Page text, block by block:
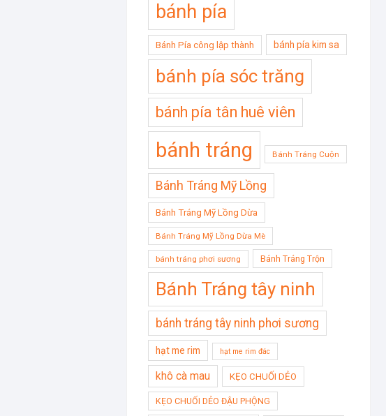
bánh pía
Bánh Pía công lập thành bánh pía kim sa
bánh pía sóc trăng
bánh pía tân huê viên
bánh tráng Bánh Tráng Cuộn
Bánh Tráng Mỹ Lồng
Bánh Tráng Mỹ Lồng Dừa
Bánh Tráng Mỹ Lồng Dừa Mè
bánh tráng phơi sương Bánh Tráng Trộn
Bánh Tráng tây ninh
bánh tráng tây ninh phơi sương
hạt me rim hạt me rim đác
khô cà mau KẸO CHUỐI DẺO
KẸO CHUỐI DẺO ĐẬU PHỘNG